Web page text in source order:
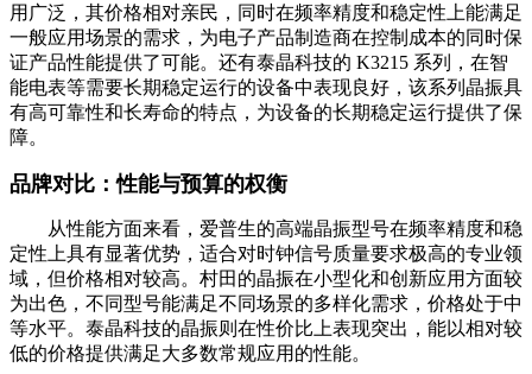
用广泛，其价格相对亲民，同时在频率精度和稳定性上能满足
一般应用场景的需求，为电子产品制造商在控制成本的同时保
证产品性能提供了可能。还有泰晶科技的 K3215 系列，在智
能电表等需要长期稳定运行的设备中表现良好，该系列晶振具
有高可靠性和长寿命的特点，为设备的长期稳定运行提供了保
障。
品牌对比：性能与预算的权衡
从性能方面来看，爱普生的高端晶振型号在频率精度和稳
定性上具有显著优势，适合对时钟信号质量要求极高的专业领
域，但价格相对较高。村田的晶振在小型化和创新应用方面较
为出色，不同型号能满足不同场景的多样化需求，价格处于中
等水平。泰晶科技的晶振则在性价比上表现突出，能以相对较
低的价格提供满足大多数常规应用的性能。